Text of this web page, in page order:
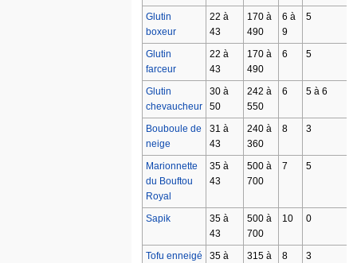
Glutin
boxeur
22 à
43
170 à
490
6 à
9
5
Glutin
farceur
22 à
43
170 à
490
6 5
Glutin
chevaucheur
30 à
50
242 à
550
6 5 à 6
Bouboule de
neige
31 à
43
240 à
360
8 3
Marionnette
du Bouftou
Royal
35 à
43
500 à
700
7 5
Sapik
35 à
43
500 à
700
10 0
Tofu enneigé
35 à
315 à
8 3